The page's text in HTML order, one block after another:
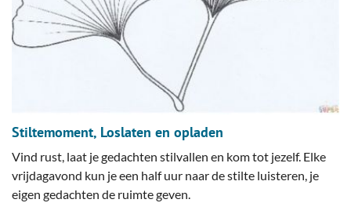
Stiltemoment, Loslaten en opladen
Vind rust, laat je gedachten stilvallen en kom tot jezelf. Elke
vrijdagavond kun je een half uur naar de stilte luisteren, je
eigen gedachten de ruimte geven.